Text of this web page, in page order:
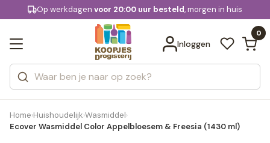
Gratis bezorging
KD.
extra
Op werkdagenvoor 20:00 uur besteld, morgen in huis
Inloggen
0
Zoeken
Categorieën
Merken
Bekijk alle resultaten
Home›Huishoudelijk›Wasmiddel›
Ecover Wasmiddel Color Appelbloesem & Freesia (1430 ml)